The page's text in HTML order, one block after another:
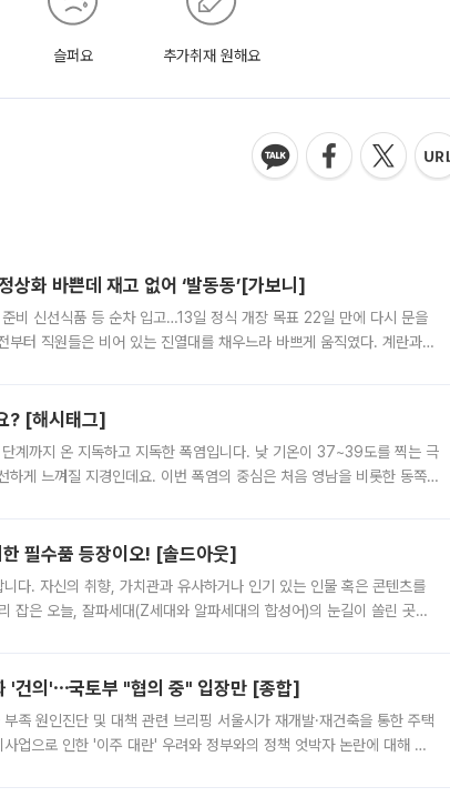
슬퍼요 추가취재 원해요
화 바쁜데 재고 없어 ‘발동동’[가보니]
비 신선식품 등 순차 입고…13일 정식 개장 목표 22일 만에 다시 문을
부터 직원들은 비어 있는 진열대를 채우느라 바쁘게 움직였다. 계란과
? [해시태그]
단계까지 온 지독하고 지독한 폭염입니다. 낮 기온이 37~39도를 찍는 극
게 느껴질 지경인데요. 이번 폭염의 중심은 처음 영남을 비롯한 동쪽
필수품 등장이오! [솔드아웃]
다. 자신의 취향, 가치관과 유사하거나 인기 있는 인물 혹은 콘텐츠를
잡은 오늘, 잘파세대(Z세대와 알파세대의 합성어)의 눈길이 쏠린 곳은
'건의'⋯국토부 "협의 중" 입장만 [종합]
족 원인진단 및 대책 관련 브리핑 서울시가 재개발·재건축을 통한 주택
업으로 인한 '이주 대란' 우려와 정부와의 정책 엇박자 논란에 대해 정